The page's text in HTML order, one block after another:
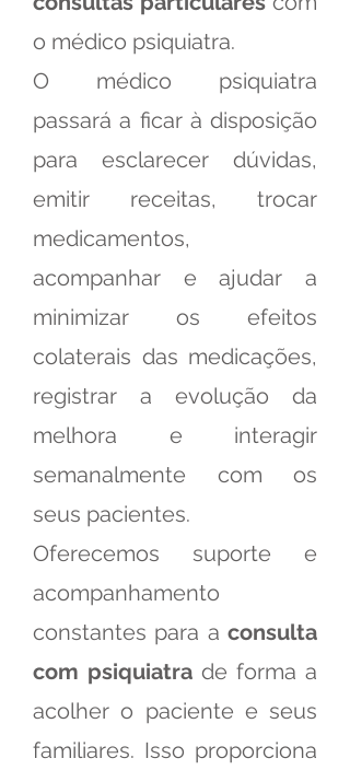
o médico psiquiatra.
O médico psiquiatra
passará a ficar à disposição
para esclarecer dúvidas,
emitir receitas, trocar
medicamentos,
acompanhar e ajudar a
minimizar os efeitos
colaterais das medicações,
registrar a evolução da
melhora e interagir
semanalmente com os
seus pacientes.
Oferecemos suporte e
acompanhamento
constantes para a consulta
com psiquiatra de forma a
acolher o paciente e seus
familiares. Isso proporciona